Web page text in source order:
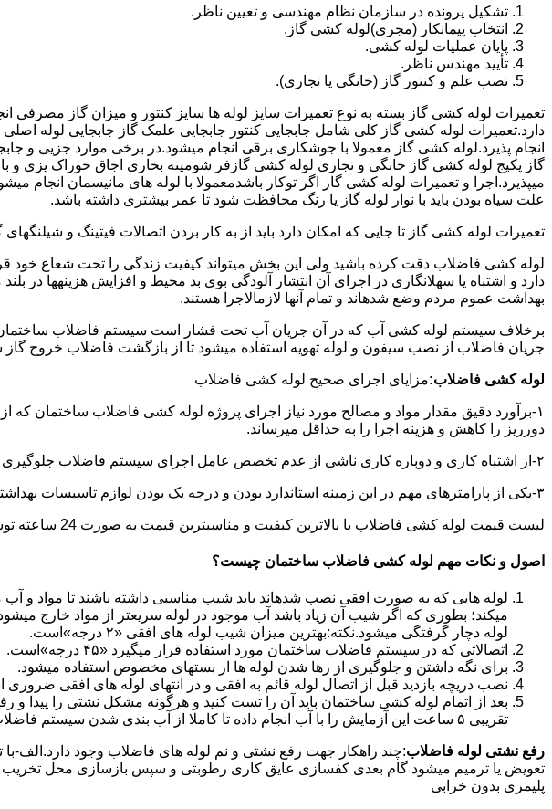
تشکیل پرونده در سازمان نظام مهندسی و تعیین ناظر.
انتخاب پیمانکار (مجری)لوله کشی گاز.
پایان عملیات لوله کشی.
تأیید مهندس ناظر.
نصب علم و کنتور گاز (خانگی یا تجاری).
تعمیرات لوله کشی گاز بسته به نوع تعمیرات سایز لوله ها سایز کنتور و میزان گاز مصرفی
دارد.تعمیرات لوله کشی گاز کلی شامل جابجایی کنتور جابجایی علمک گاز جابجایی لوله
انجام پذیرد.لوله کشی گاز معمولا با جوشکاری برقی انجام میشود.در برخی موارد جزیی و
گاز پکیج لوله کشی گاز خانگی و تجاری لوله کشی گازفر شومینه بخاری اجاق خوراک پزی و
میپذیرد.اجرا و تعمیرات لوله کشی گاز اگر توکار باشدمعمولا با لوله های مانیسمان انجام
علت سیاه بودن باید با نوار لوله گاز یا رنگ محافظت شود تا عمر بیشتری داشته باشد.
تعمیرات لوله کشی گاز تا جایی که امکان دارد باید از به کار بردن اتصالات فیتینگ و
لوله کشی فاضلاب دقت کرده باشید ولی این بخش میتواند کیفیت زندگی را تحت شعاع خود
دارد و اشتباه یا سهلانگاری در اجرای آن انتشار آلودگی بوی بد محیط و افزایش هزینهها
بهداشت عموم مردم وضع شدهاند و تمام آنها لازمالاجرا هستند.
برخلاف سیستم لوله کشی آب که در آن جریان آب تحت فشار است سیستم فاضلاب
جریان فاضلاب از نصب سیفون و لوله تهویه استفاده میشود تا از بازگشت فاضلاب خروج
لوله کشی فاضلاب:مزایای اجرای صحیح لوله کشی فاضلاب
۱-برآورد دقیق مقدار مواد و مصالح مورد نیاز اجرای پروژه لوله کشی فاضلاب ساختمان که
دورریز را کاهش و هزینه اجرا را به حداقل میرساند.
۲-از اشتباه کاری و دوباره کاری ناشی از عدم تخصص عامل اجرای سیستم فاضلاب جلوگیری میشود.
۳-یکی از پارامترهای مهم در این زمینه استاندارد بودن و درجه یک بودن لوازم تاسیسات بهداشتی است که افزایش طول عمر سیستم فاضلاب را در پی خواهد داشت.
لیست قیمت لوله کشی فاضلاب با بالاترین کیفیت و مناسبترین قیمت به صورت 24 ساعته توسط متخصصین
اصول و نکات مهم لوله کشی فاضلاب ساختمان چیست؟
لوله هایی که به صورت افقی نصب شدهاند باید شیب مناسبی داشته باشند تا مواد و
میکند؛ بطوری که اگر شیب آن زیاد باشد آب موجود در لوله سریعتر از مواد خارج
لوله دچار گرفتگی میشود.نکته:بهترین میزان شیب لوله های افقی «۲ درجه»است.
اتصالاتی که در سیستم فاضلاب ساختمان مورد استفاده قرار میگیرد «۴۵ درجه»است.
برای نگه داشتن و جلوگیری از رها شدن لوله ها از بستهای مخصوص استفاده میشود.
نصب دریچه بازدید قبل از اتصال لوله قائم به افقی و در انتهای لوله های افقی
بعد از اتمام لوله کشی ساختمان باید آن را تست کنید و هرگونه مشکل نشتی را پیدا
تقریبی ۵ ساعت این آزمایش را با آب انجام داده تا کاملا از آب بندی شدن سیستم فاضلاب اطمینان حاصل شود..
رفع نشتی لوله فاضلاب:چند راهکار جهت رفع نشتی و نم لوله های فاضلاب وجود
تعویض یا ترمیم میشود گام بعدی کفسازی عایق کاری رطوبتی و سپس بازسازی محل تخریب
پلیمری بدون خرابی